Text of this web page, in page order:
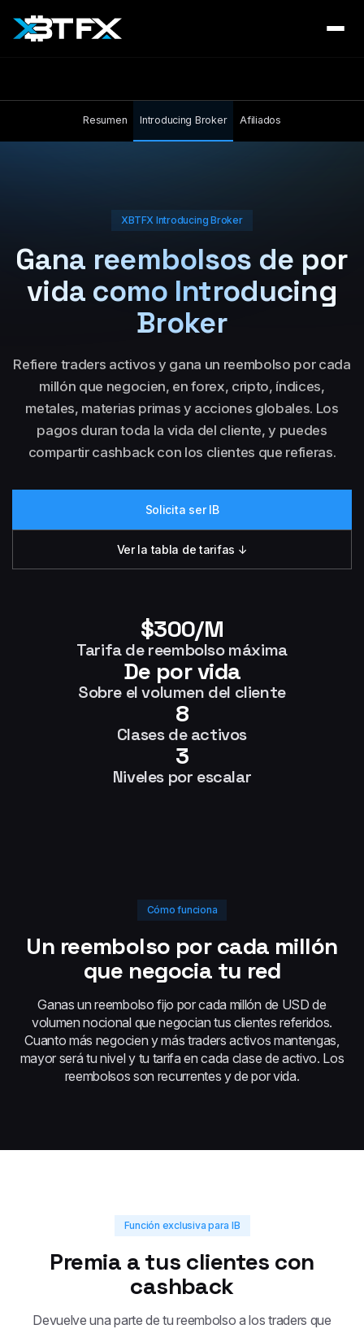
Resumen Introducing Broker Afiliados
XBTFX Introducing Broker
Gana reembolsos de por
vida como Introducing
Broker
Refiere traders activos y gana un reembolso por cada
millón que negocien, en forex, cripto, índices,
metales, materias primas y acciones globales. Los
pagos duran toda la vida del cliente, y puedes
compartir cashback con los clientes que refieras.
Solicita ser IB
Ver la tabla de tarifas ↓
$300/M
Tarifa de reembolso máxima
De por vida
Sobre el volumen del cliente
8
Clases de activos
3
Niveles por escalar
Cómo funciona
Un reembolso por cada millón
que negocia tu red
Ganas un reembolso fijo por cada millón de USD de
volumen nocional que negocian tus clientes referidos.
Cuanto más negocien y más traders activos mantengas,
mayor será tu nivel y tu tarifa en cada clase de activo. Los
reembolsos son recurrentes y de por vida.
Función exclusiva para IB
Premia a tus clientes con
cashback
Devuelve una parte de tu reembolso a los traders que